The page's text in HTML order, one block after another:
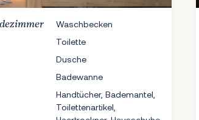
Waschbecken
Toilette
Dusche
Badewanne
Handtücher, Bademantel,
Toilettenartikel,